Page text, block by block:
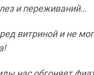
и переживаний…
витриной и не